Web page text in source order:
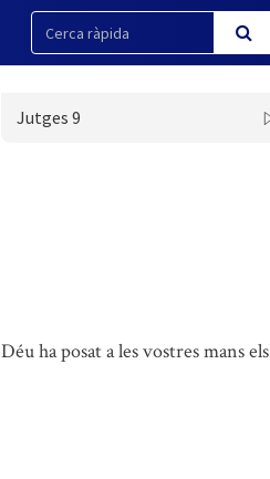
Jutges 9
Déu ha posat a les vostres mans els